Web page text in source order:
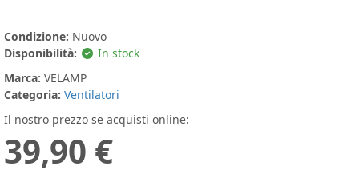
Condizione: Nuovo
Disponibilità:
In stock
Marca: VELAMP
Categoria: Ventilatori
Il nostro prezzo se acquisti online:
39,90 €